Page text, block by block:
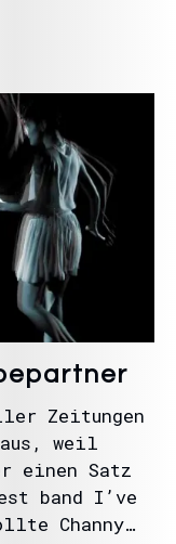
Zeitungen
weil
einen Satz
band I’ve
Channy…